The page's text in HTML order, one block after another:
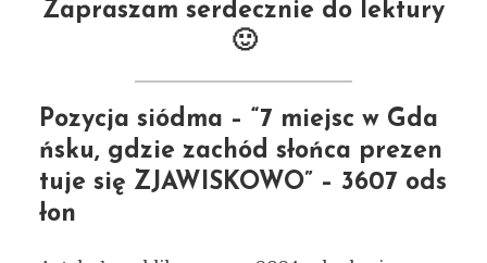
Zapraszam serdecznie do lektury
🙂
Pozycja siódma – “7 miejsc w Gda
ńsku, gdzie zachód słońca prezen
tuje się ZJAWISKOWO” – 3607 ods
łon